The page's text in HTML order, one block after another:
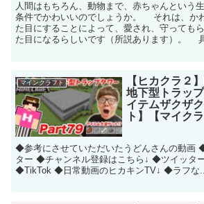
人間はもちろん、動物まで、赤ちゃんという
条件でかわいいのでしょうか。 それは、か
た目にすることによって、愛され、守っても
た目になるらしいです（所説あります）。
マインクラフト
【ヒカクラ２
地下型トラッ
イテムザクザ
ト】【マイク
◆参考にさせていただいたうどんさんの動画
ター ◆チャンネル登録はこちら↓ ◆ツイッタ
◆TikTok ◆日常動画のヒカキンTV↓ ◆ラフな...